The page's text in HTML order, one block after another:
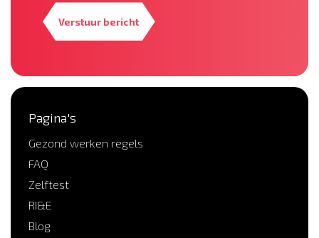
Verstuur bericht
Pagina's
Gezond werken regels
FAQ
Zelftest
RI&E
Blog